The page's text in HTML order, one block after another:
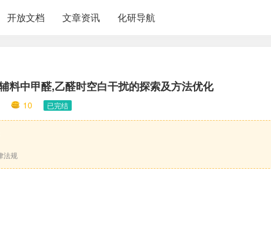
开放文档 文章资讯 化研导航
料中甲醛,乙醛时空白干扰的探索及方法优化
10 已完结
法规